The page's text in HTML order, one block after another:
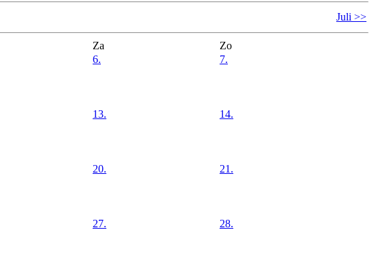
Juli >>
Za
Zo
6. 7.
13. 14.
20. 21.
27. 28.